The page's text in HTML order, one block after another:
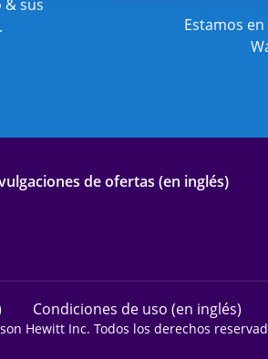
& sus
Estamos
de ofertas (en inglés)
Condiciones de uso (en inglés)
Hewitt Inc. Todos los derechos